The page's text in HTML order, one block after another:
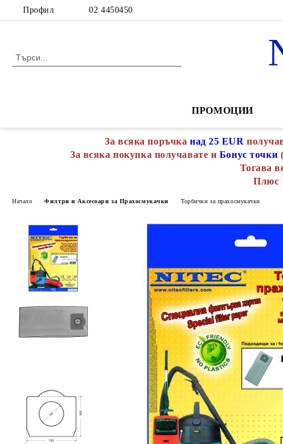
Профил 02 4450450
ПРОМОЦИИ
За всяка поръчка над 25 EUR
За всяка покупка получавате и Бонус точки
Тогава
Плюс
Начало Филтри и Аксесоари за Прахосмукачки Торбички за прахосмукачки